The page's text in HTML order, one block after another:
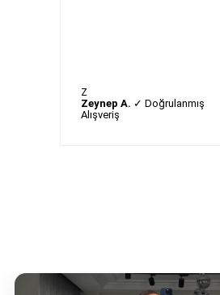
Z
Zeynep A. ✓ Doğrulanmış
Alışveriş